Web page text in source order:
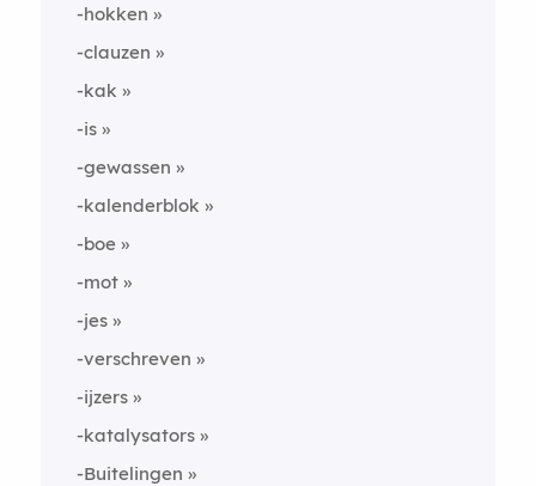
-hokken
-clauzen
-kak
-is
-gewassen
-kalenderblok
-boe
-mot
-jes
-verschreven
-ijzers
-katalysators
-Buitelingen